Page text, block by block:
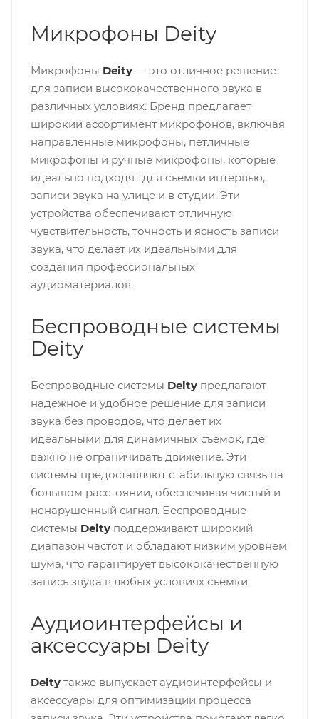
Микрофоны Deity
Микрофоны Deity— это отличное решение
для записи высококачественного звука в
различных условиях. Бренд предлагает
широкий ассортимент микрофонов, включая
направленные микрофоны, петличные
микрофоны и ручные микрофоны, которые
идеально подходят для съемки интервью,
записи звука на улице и в студии. Эти
устройства обеспечивают отличную
чувствительность, точность и ясность записи
звука, что делает их идеальными для
создания профессиональных
аудиоматериалов.
Беспроводные системы
Deity
Беспроводные системы Deityпредлагают
надежное и удобное решение для записи
звука без проводов, что делает их
идеальными для динамичных съемок, где
важно не ограничивать движение. Эти
системы предоставляют стабильную связь на
большом расстоянии, обеспечивая чистый и
ненарушенный сигнал. Беспроводные
системы Deityподдерживают широкий
диапазон частот и обладают низким уровнем
шума, что гарантирует высококачественную
запись звука в любых условиях съемки.
Аудиоинтерфейсы и
аксессуары Deity
Deityтакже выпускает аудиоинтерфейсы и
аксессуары для оптимизации процесса